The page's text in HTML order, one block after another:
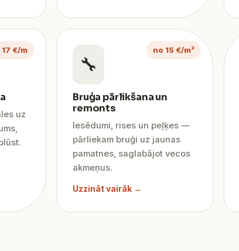
17 €/m
uz
no 15 €/m²
🔧
Bruģa pārlikšana un
remonts
Iesēdumi, rises un peļķes —
pārliekam bruģi uz jaunas
pamatnes, saglabājot vecos
akmeņus.
Uzzināt vairāk →